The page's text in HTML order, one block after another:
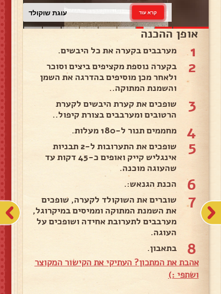
עוגת שוקולד קרא עוד
אופן ההכנה
1 מערבבים בקערה את כל היבשים.
2
בקערה נוספת מקציפים ביצים וסוכר
ולאחר מכן מוסיפים בהדרגה את השמן
והשמנת המתוקה..
3
שופכים את קערת היבשים לקערת
הרטובים ומערבבים בצורת קיפול..
4 מחממים תנור ל-180 מעלות.
5
שופכים את התערובות ל-2 תבניות
אינגליש קייק ואופים כ-45 דקות עד
שהעוגה מוכנה.
6 הכנת הגנאש:.
7
שוברים את השוקולד לקערה, שופכים
את השמנת המתוקה וממיסים במיקרוגל,
מערבבים לתערובת אחידה ושופכים על
העוגה.
8
בתאבון.
אהבת את המתכון? העתיקי את הקישור המקוצר
ושתפי :)